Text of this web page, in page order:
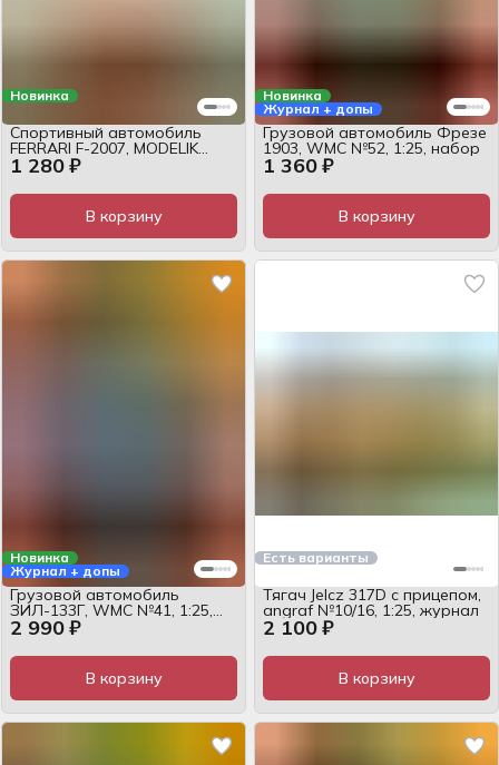
Новинка
1 280 ₽
Спортивный автомобиль
FERRARI F-2007, MODELIK
№29/08, 1:25, журнал
В корзину
Новинка
Журнал + допы
1 360 ₽
Грузовой автомобиль Фрезе
1903, WMC №52, 1:25, набор
В корзину
Новинка
Журнал + допы
2 990 ₽
Грузовой автомобиль
ЗИЛ-133Г, WMC №41, 1:25,
набор
В корзину
Есть варианты
2 100 ₽
Тягач Jelcz 317D с прицепом,
angraf №10/16, 1:25, журнал
В корзину